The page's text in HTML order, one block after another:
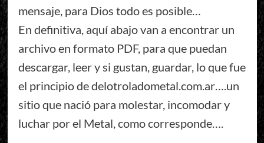
mensaje, para Dios todo es posible…
En definitiva, aquí abajo van a encontrar un
archivo en formato PDF, para que puedan
descargar, leer y si gustan, guardar, lo que fue
el principio de delotroladometal.com.ar….un
sitio que nació para molestar, incomodar y
luchar por el Metal, como corresponde….